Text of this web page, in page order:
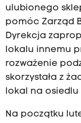
ulubionego
pomóc Zarząd
Dyrekcja
lokalu innemu
rozważenie
skorzystała z
lokal na osiedlu
Na początku